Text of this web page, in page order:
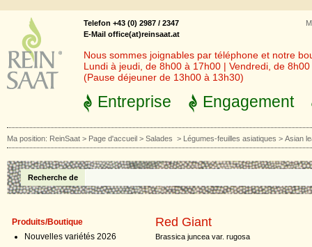
Telefon +43 (0) 2987 / 2347
E-Mail office(at)reinsaat.at
Nous sommes joignables par téléphone et notre
Lundi à jeudi, de 8h00 à 17h00 | Vendredi, de
(Pause déjeuner de 13h00 à 13h30)
Entreprise Engagement
Ma position: ReinSaat > Page d'accueil > Salades > Légumes-feuilles asiatiques > Asian
Recherche de
Produits/Boutique
Nouvelles variétés 2026
Red Giant
Brassica juncea var. rugosa